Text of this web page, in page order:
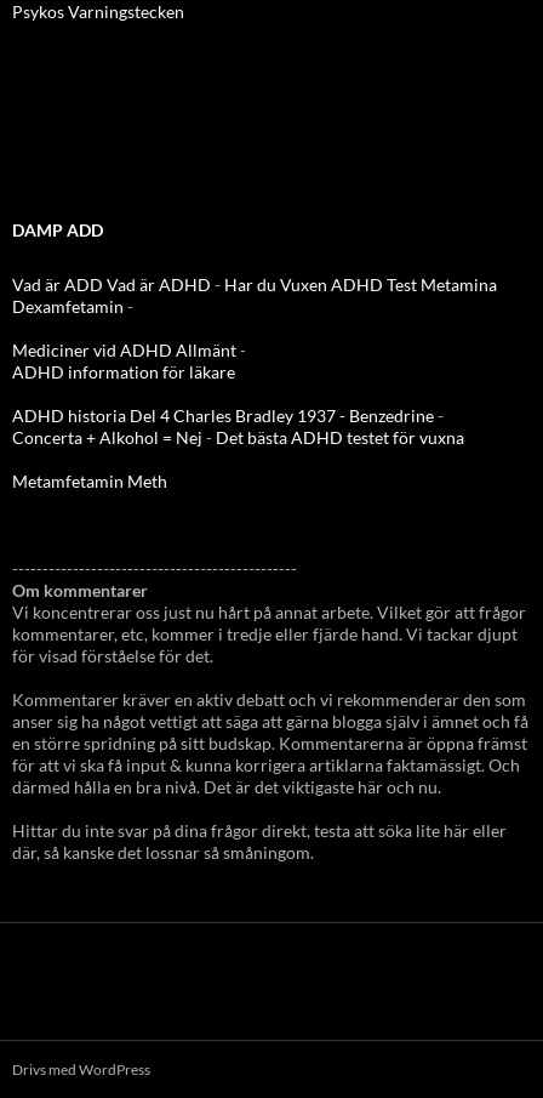
Psykos Varningstecken
DAMP ADD
Vad är ADD Vad är ADHD - Har du Vuxen ADHD Test Metamina
Dexamfetamin -
Mediciner vid ADHD Allmänt-
ADHD information för läkare
ADHD historia Del 4 Charles Bradley 1937 - Benzedrine-
Concerta + Alkohol = Nej - Det bästa ADHD testet för vuxna
Metamfetamin Meth
-----------------------------------------------
Om kommentarer
Vi koncentrerar oss just nu hårt på annat arbete. Vilket gör att frågor
kommentarer, etc, kommer i tredje eller fjärde hand. Vi tackar djupt
för visad förståelse för det.
Kommentarer kräver en aktiv debatt och vi rekommenderar den som
anser sig ha något vettigt att säga att gärna blogga själv i ämnet och få
en större spridning på sitt budskap. Kommentarerna är öppna främst
för att vi ska få input & kunna korrigera artiklarna faktamässigt. Och
därmed hålla en bra nivå. Det är det viktigaste här och nu.
Hittar du inte svar på dina frågor direkt, testa att söka lite här eller
där, så kanske det lossnar så småningom.
Drivs med WordPress